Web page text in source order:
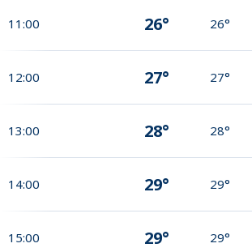
11:00 26° 26°
12:00 27° 27°
13:00 28° 28°
14:00 29° 29°
15:00 29° 29°